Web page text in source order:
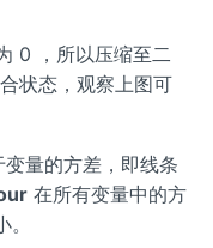
0 ，所以压缩至二
状态，观察上图可
量的方差，即线条
在所有变量中的方